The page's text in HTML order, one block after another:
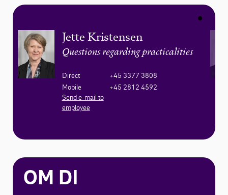
Jette Kristensen
Questions regarding practicalities
Direct
+45 3377 3808
Mobile
+45 2812 4592
Send e-mail to
employee
OM DI